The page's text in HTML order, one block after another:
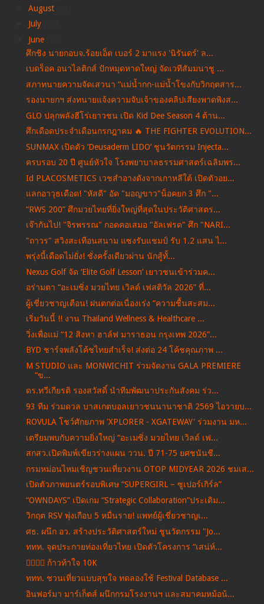
August
July
June
ศึกชิง นายกอบจ.ร้อยเอ็ด เบอร์ 2 มาแรง 'นิรันดร์' ล...
เบดร็อค อนาไลติกส์ ปักหมุดหาดใหญ่ จัดเวทีสัมมนาชู ...
สภาทนายความจัดเสวนา “แม่น้ำกก-แม่น้ำโขงกับวิกฤตสาร...
รองนายกฯ ส่งทนายแจ้งความจับเจ้าของคลิปเสียงพาดพิงส...
GLO ปลุกพลังฮีโร่เยาวชน เปิด Kid Dee Season 4 ต้าน...
ศึกเดือดประจำเดือนกรกฎาคม 🔥 THE FIGHTER EVOLUTION...
SUNMAX เปิดตัว ‘Deusaderm LIDO’ ชูนวัตกรรม Injecta...
ครบรอบ 20 ปี ศูนย์หัวใจ โรงพยาบาลธรรมศาสตร์เฉลิมพร...
Id PLACOSMETICS เวชสำอางดังจากเกาหลีใต้ เปิดตัวอย...
แลกอาวุธเดือด! "หัสดี" อัด "มอญขาว"น็อคยก 3 ศึก "...
“RWS 200” ศึกมวยไทยที่ยิ่งใหญ่ที่สุดในประวัติศาสตร...
เจ๊ากันไป! "จิรพรรณ" กอดคอเสมอ "อัลเฟรด" ศึก "NARI...
"ถาวร" สวิงสะเทือนสนาม แซงรับแชมป์ รับ 1.2 แสน ไ...
พรุ่งนี้เดือดไม่ยั่ง! ชั่งครั้งเดียวผ่าน นักสู้ทั้...
Nexus Golf จัด ‘Elite Golf Lesson’ เยาวชนเข้าร่วมค...
อร่ามตา “อะเมซิ่ง มวยไทย เวิลด์ เฟสติวัล 2026” ที่...
ผู้เชี่ยวชาญเตือน! ฝนตกต่อเนื่องเร่ง “ความชื้นสะสม...
เริ่มวันนี้ !! งาน Thailand Wellness & Healthcare ...
วิ่งเพื่อแม่ “12 สิงหา ฮาล์ฟ มาราธอน กรุงเทพ 2026”...
BYD ชาร์จพลังโค้ชไทยสำเร็จ! ส่งต่อ 24 โค้ชคุณภาพ ...
M STUDIO และ MONWICHIT ร่วมจัดงาน GALA PREMIERE
“ข...
ดร.ทวีเกียรติ รองสวัสดิ์ นำทีมพัฒนาประกันสังคม ร่ว...
93 ทีม ร่วมดวล บาสเกตบอลเยาวชนนานาชาติ 2569 ไอวายบ...
ROVULA โชว์ศักยภาพ 'XPLORER - XGATEWAY' ร่วมงาน มห...
เตรียมพบกับความยิ่งใหญ่ “อะเมซิ่ง มวยไทย เวิลด์ เฟ...
สกสว.เปิดพิมพ์เขียวร่างแผน ววน. ปี 71-75 ยศชนันชี...
กรมหม่อนไหมเชิญชวนเที่ยวงาน OTOP MIDYEAR 2026 ชมเส...
เปิดตัวภาพยนตร์รอบพิเศษ “SUPERGIRL – ซูเปอร์เกิร์ล”
“OWNDAYS” เปิดเกม “Strategic Collaboration”ประเดิม...
วิกฤต RSV พุ่งเกือบ 5 หมื่นราย! แพทย์ผู้เชี่ยวชาญเ...
ศธ. ผนึก อว. สร้างประวัติศาสตร์ใหม่ ชูนวัตกรรม "Jo...
ททท. จุดประกายท่องเที่ยวไทย เปิดตัวโครงการ “เสน่ห์...
🏃‍♂️🏃‍♀️ ก้าวท้าใจ 10K
ททท. ชวนเที่ยวแบบสุขใจ ทดลองใช้ Festival Database ...
อินฟอร์มา มาร์เก็ตส์ ผนึกกรมโรงงานฯ และสมาคมหม้อน้...